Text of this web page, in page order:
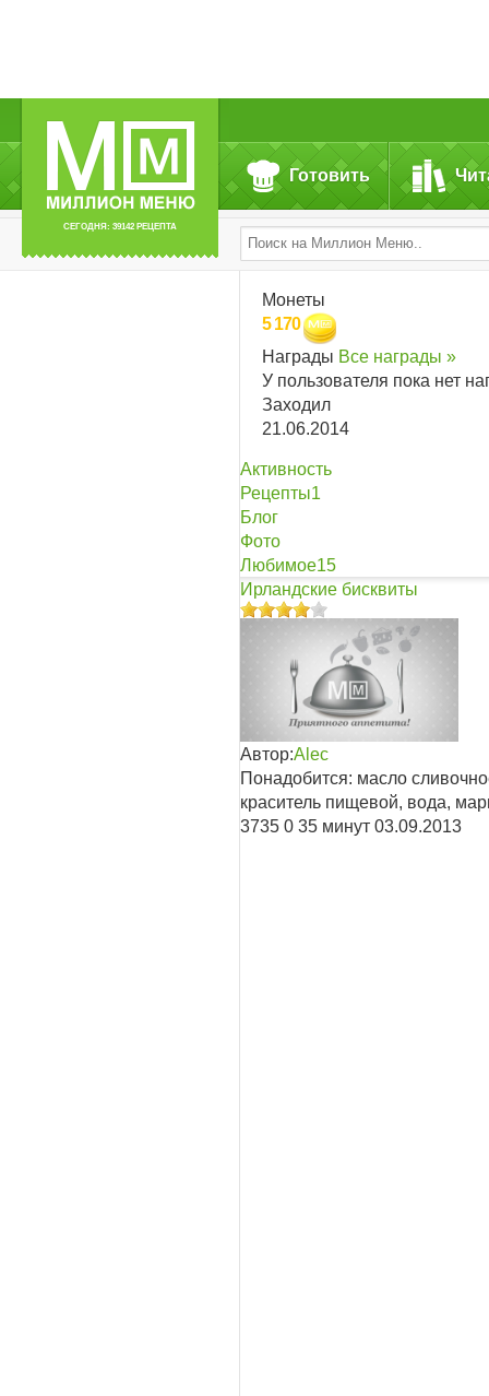
СЕГОДНЯ: 39142 РЕЦЕПТА
Готовить
Монеты
5 170
Награды Все награды »
У пользователя пока нет
Заходил
21.06.2014
Активность
Рецепты1
Блог
Фото
Любимое15
Ирландские бисквиты
Автор:Alec
Понадобится: масло
краситель пищевой, вода,
3735 0 35 минут 03.09.2013